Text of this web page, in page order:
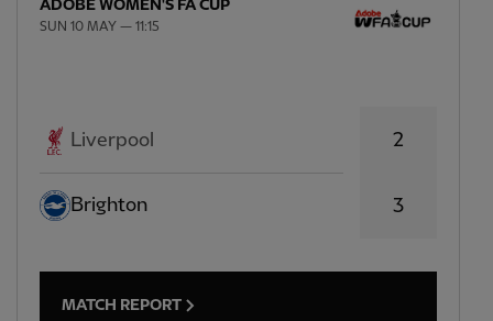
ADOBE WOMEN'S FA CUP
SUN 10 MAY — 11:15
Liverpool
Brighton
2
3
MATCH REPORT